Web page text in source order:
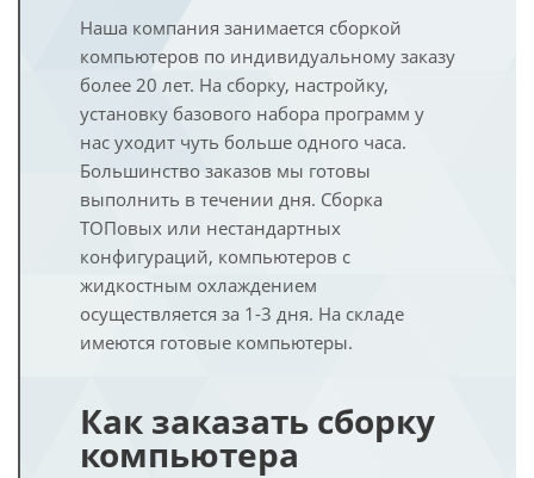
Наша компания занимается сборкой
компьютеров по индивидуальному заказу
более 20 лет. На сборку, настройку,
установку базового набора программ у
нас уходит чуть больше одного часа.
Большинство заказов мы готовы
выполнить в течении дня. Сборка
ТОПовых или нестандартных
конфигураций, компьютеров с
жидкостным охлаждением
осуществляется за 1-3 дня. На складе
имеются готовые компьютеры.
Как заказать сборку
компьютера